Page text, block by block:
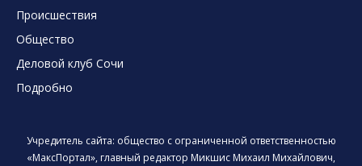
Происшествия
Общество
Деловой клуб Сочи
Подробно
Учредитель сайта: общество с ограниченной ответственностью
«МаксПортал», главный редактор Микшис Михаил Михайлович,